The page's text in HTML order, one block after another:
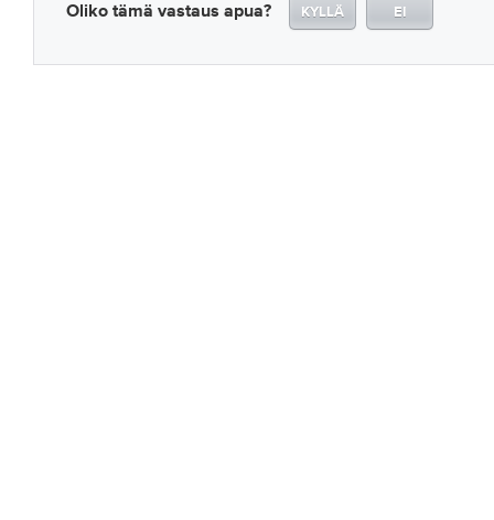
Oliko tämä vastaus apua? KYLLÄ EI